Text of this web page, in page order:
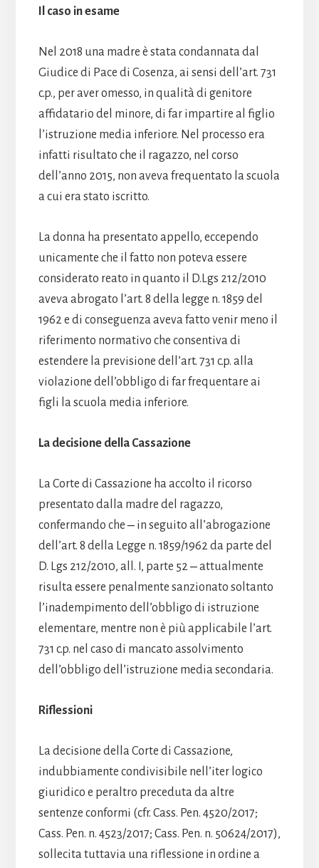
Il caso in esame
Nel 2018 una madre è stata condannata dal
Giudice di Pace di Cosenza, ai sensi dell’art. 731
c.p., per aver omesso, in qualità di genitore
affidatario del minore, di far impartire al figlio
l’istruzione media inferiore. Nel processo era
infatti risultato che il ragazzo, nel corso
dell’anno 2015, non aveva frequentato la scuola
a cui era stato iscritto.
La donna ha presentato appello, eccependo
unicamente che il fatto non poteva essere
considerato reato in quanto il D.Lgs 212/2010
aveva abrogato l’art. 8 della legge n. 1859 del
1962 e di conseguenza aveva fatto venir meno il
riferimento normativo che consentiva di
estendere la previsione dell’art. 731 c.p. alla
violazione dell’obbligo di far frequentare ai
figli la scuola media inferiore.
La decisione della Cassazione
La Corte di Cassazione ha accolto il ricorso
presentato dalla madre del ragazzo,
confermando che ‒ in seguito all’abrogazione
dell’art. 8 della Legge n. 1859/1962 da parte del
D. Lgs 212/2010, all. I, parte 52 ‒ attualmente
risulta essere penalmente sanzionato soltanto
l’inadempimento dell’obbligo di istruzione
elementare, mentre non è più applicabile l’art.
731 c.p. nel caso di mancato assolvimento
dell’obbligo dell’istruzione media secondaria.
Riflessioni
La decisione della Corte di Cassazione,
indubbiamente condivisibile nell’iter logico
giuridico e peraltro preceduta da altre
sentenze conformi (cfr. Cass. Pen. 4520/2017;
Cass. Pen. n. 4523/2017; Cass. Pen. n. 50624/2017),
sollecita tuttavia una riflessione in ordine a